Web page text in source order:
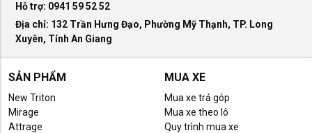
Hỗ trợ: 0941 59 52 52
Địa chỉ: 132 Trần Hưng Đạo, Phường Mỹ Thạnh, TP. Long
Xuyên, Tỉnh An Giang
SẢN PHẨM
New Triton
Mirage
Attrage
MUA XE
Mua xe trả góp
Mua xe theo lô
Quy trình mua xe